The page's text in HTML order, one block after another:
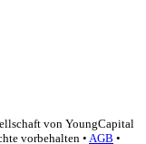
von YoungCapital
vorbehalten • AGB •